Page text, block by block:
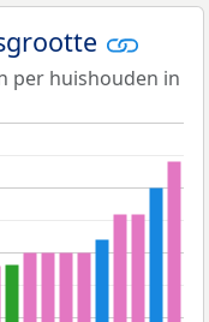
per huishouden in